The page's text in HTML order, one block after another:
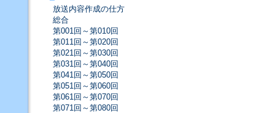
放送内容作成の仕方
総合
第001回～第010回
第011回～第020回
第021回～第030回
第031回～第040回
第041回～第050回
第051回～第060回
第061回～第070回
第071回～第080回